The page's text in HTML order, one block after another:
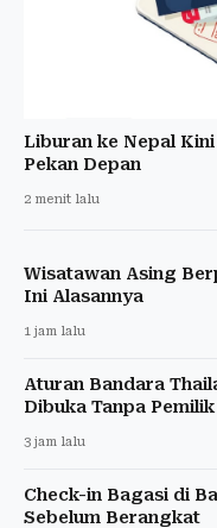
Liburan ke Nepal
Pekan Depan
2 menit lalu
Wisatawan Asing
Ini Alasannya
1 jam lalu
Aturan Bandara
Dibuka Tanpa Pemilik
3 jam lalu
Check-in Bagasi di
Sebelum Berangkat